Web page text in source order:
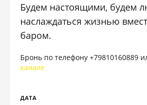
Будем настоящими, будем
наслаждаться жизнью
баром.
Бронь по телефону +79810160889
канале
ДАТА